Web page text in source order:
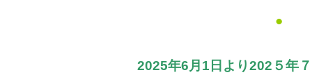
●
2025年6月1日より202５年